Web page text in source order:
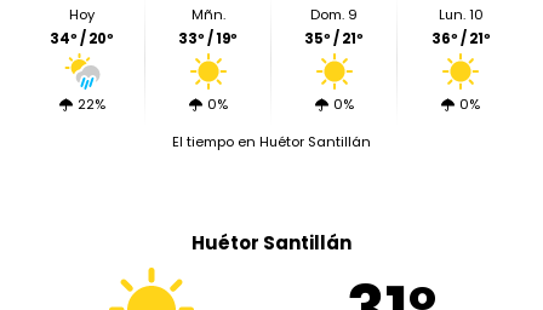
Hoy
34º / 20º
22%
Mñn.
33º / 19º
0%
Dom. 9
35º / 21º
0%
Lun. 10
36º / 21º
0%
El tiempo en Huétor Santillán
Huétor Santillán